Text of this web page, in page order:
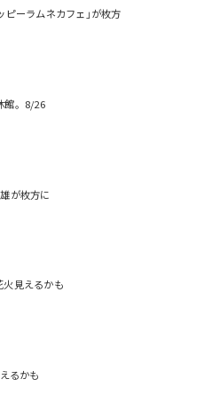
ピーラムネカフェ｣が枚方
館。8/26
が枚方に
火見えるかも
るかも